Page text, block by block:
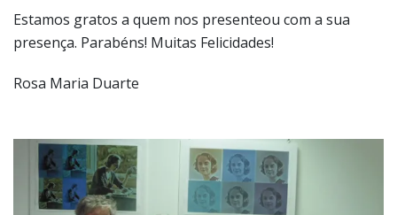
Estamos gratos a quem nos presenteou com a sua
presença. Parabéns! Muitas Felicidades!
Rosa Maria Duarte